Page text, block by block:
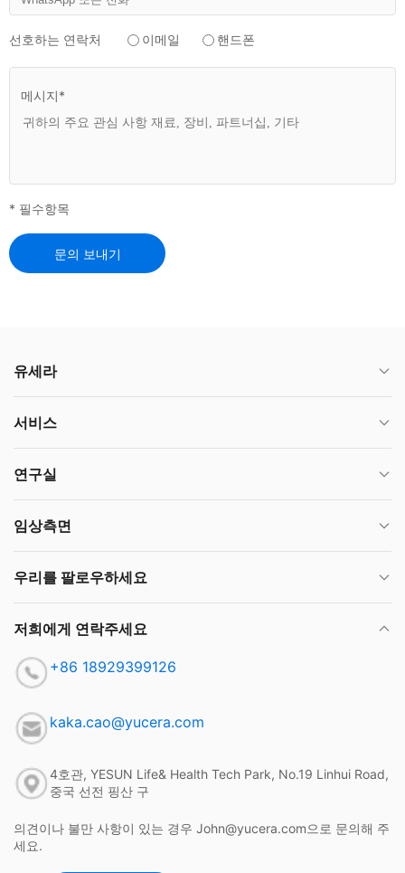
선호하는 연락처 이메일 핸드폰
메시지*
* 필수항목
문의 보내기
유세라
서비스
연구실
임상측면
우리를 팔로우하세요
저희에게 연락주세요
+86 18929399126
kaka.cao@yucera.com
4호관, YESUN Life& Health Tech Park, No.19 Linhui Road,
중국 선전 핑산 구
의견이나 불만 사항이 있는 경우 John@yucera.com으로 문의해 주
세요.